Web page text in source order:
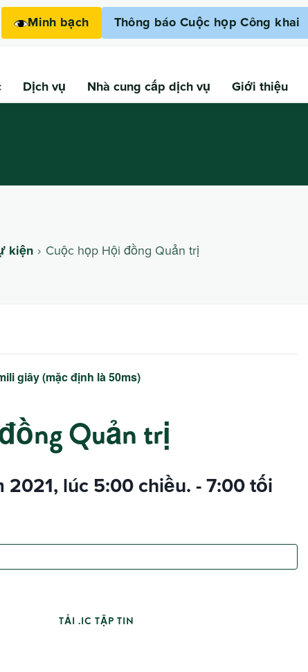
Minh bạch Thông báo Cuộc họp Công khai
Dịch vụ Nhà cung cấp dịch vụ Giới thiệu
kiện Cuộc họp Hội đồng Quản trị
giây (mặc định là 50ms)
Quản trị
2021, lúc 5:00 chiều.-7:00 tối
TẢI .IC TẬP TIN